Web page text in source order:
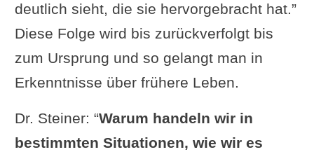
deutlich sieht, die sie hervorgebracht hat.”
Diese Folge wird bis zurückverfolgt bis
zum Ursprung und so gelangt man in
Erkenntnisse über frühere Leben.
Dr. Steiner: “Warum handeln wir in
bestimmten Situationen, wie wir es